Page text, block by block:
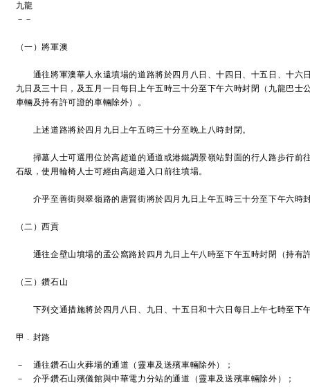
九龍
－－
（一）將軍澳
通往將軍澳華人永遠墳場的道路將於四月八日、十四日、十五日、十六
九日及三十日，及五月一日每日上午五時三十分至下午六時封閉（九龍巴士
車輛及持有許可證的車輛除外）。
上述道路將於四月九日上午五時三十分至晚上八時封閉。
掃墓人士可選用位於高超道的通道或港鐵調景嶺站對面的行人路步行前
石級，使用輪椅人士可經由高超道入口前往墳場。
介乎至善街與翠嶺路的唐賢街將於四月九日上午五時三十分至下午六時
（二）西貢
通往企壁山墳場的孟公窩路於四月九日上午八時至下午五時封閉（持有
（三）鑽石山
下列交通措施將於四月八日、九日、十五日和十六日每日上午七時至下
甲﹒封路
－ 通往鑽石山火葬場的通道（靈車及送殯車輛除外）；
－ 介乎鑽石山殯儀館與中華電力分站的通道（靈車及送殯車輛除外）；